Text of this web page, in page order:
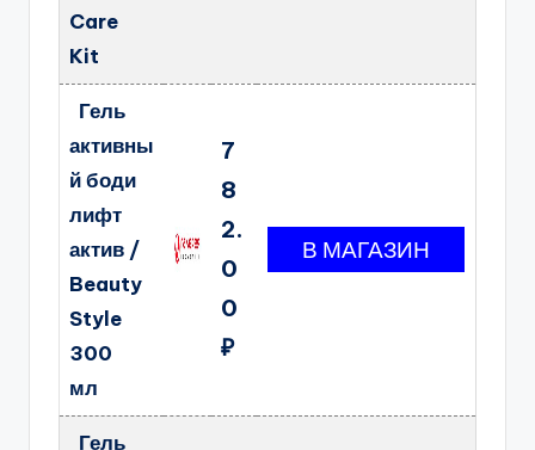
Care
Kit
Гель
активны
й боди
лифт
актив /
Beauty
Style
300
мл
7
8
2.
0
0
₽
Гель